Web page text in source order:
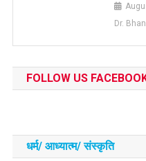
Dr.
FOLLOW US
धर्म/ आध्‍यात्‍म/ संस्‍कृति